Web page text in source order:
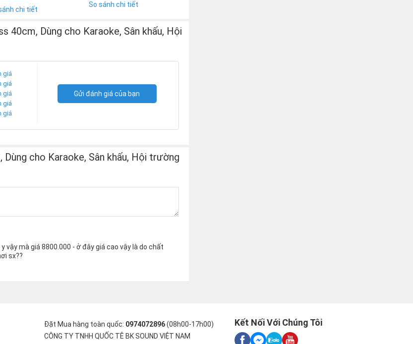
chi tiết
So sánh chi tiết
40cm, Dùng cho Karaoke, Sân khấu, Hội
giá
giá
giá
giá
giá
Gửi đánh giá của bạn
cho Karaoke, Sân khấu, Hội trường
mà giá 8800.000 - ở đây giá cao vậy là do chất
sx??
Đặt Mua hàng toàn quốc: 0974072896(08h00-17h00)
CÔNG TY TNHH QUỐC TÊ BK SOUND VIỆT NAM
Kết Nối Với Chúng Tôi